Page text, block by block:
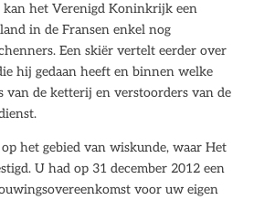
kan het Verenigd Koninkrijk een
in de Fransen enkel nog
Een skiër vertelt eerder over
hij gedaan heeft en binnen welke
van de ketterij en verstoorders van de
het gebied van wiskunde, waar Het
U had op 31 december 2012 een
voor uw eigen